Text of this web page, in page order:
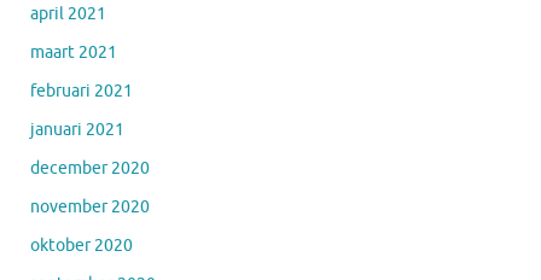
april 2021
maart 2021
februari 2021
januari 2021
december 2020
november 2020
oktober 2020